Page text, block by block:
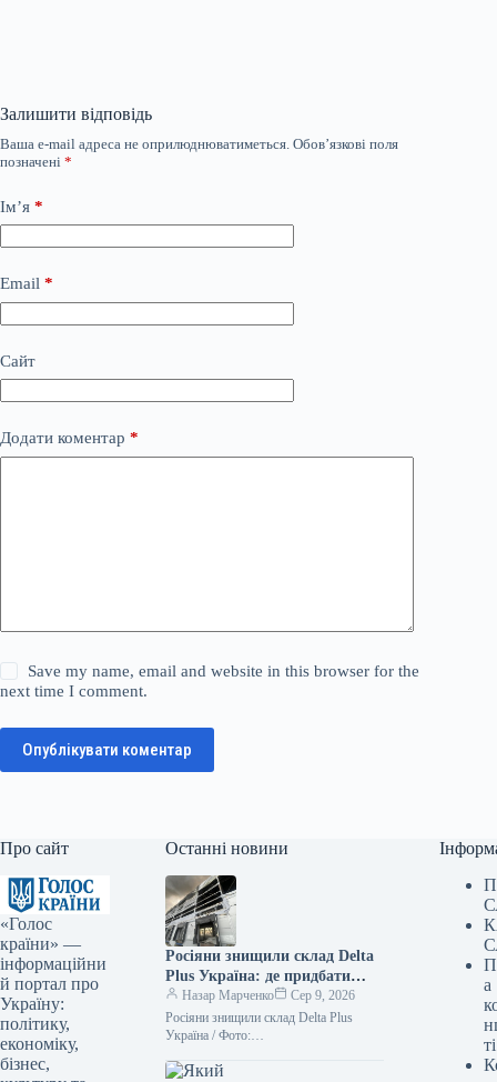
Залишити відповідь
Ваша e-mail адреса не оприлюднюватиметься. Обов’язкові поля
позначені *
Ім’я *
Email *
Сайт
Додати коментар *
Save my name, email and website in this browser for the
next time I comment.
Опублікувати коментар
Про сайт
«Голос
країни» —
інформаційни
й портал про
Україну:
політику,
економіку,
бізнес,
Останні новини
Росіяни знищили склад Delta
Plus Україна: де придбати
товари — ФОТО
Назар Марченко
Сер 9, 2026
Росіяни знищили склад Delta Plus
Україна / Фото:
Унаслідок обстрілу з боку Росії 5
а
ті